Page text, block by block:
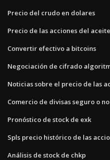
Precio del crudo en dolares
Precio de las acciones del
Convertir efectivo a bitcoins
Negociación de cifrado
Noticias sobre el precio de las
Comercio de divisas seguro o no
Pronóstico de stock de exk
Spls precio histórico de las
Análisis de stock de chkp